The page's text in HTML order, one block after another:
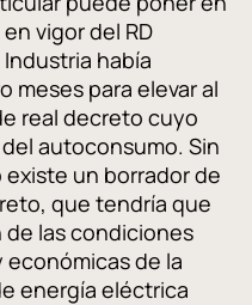
vigor del RD
Industria había
meses para elevar al
real decreto cuyo
autoconsumo. Sin
un borrador de
que tendría que
las condiciones
de la
energía eléctrica